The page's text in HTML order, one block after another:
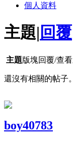
個人資料
主題| 回覆
主題版塊回覆/查看
還沒有相關的帖子。
boy40783